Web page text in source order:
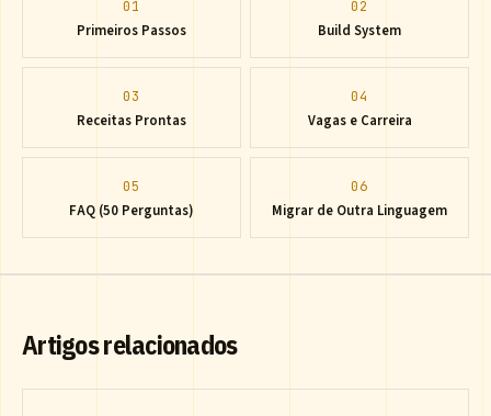
01
Primeiros Passos
02
Build System
03
Receitas Prontas
04
Vagas e Carreira
05
FAQ (50 Perguntas)
06
Migrar de Outra Linguagem
Artigos relacionados